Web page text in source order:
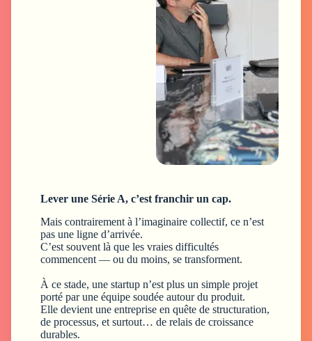
Lever une Série A, c’est franchir un cap.
Mais contrairement à l’imaginaire collectif, ce n’est
pas une ligne d’arrivée.
C’est souvent là que les vraies difficultés
commencent — ou du moins, se transforment.
À ce stade, une startup n’est plus un simple projet
porté par une équipe soudée autour du produit.
Elle devient une entreprise en quête de structuration,
de processus, et surtout… de relais de croissance
durables.